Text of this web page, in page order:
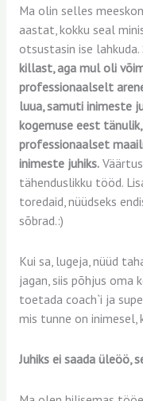
Ma olin selles
aastat, kokku seal
otsustasin ise lahkuda.
killast, aga mul oli
professionaalselt
luua, samuti inimeste
kogemuse eest
professionaalset
inimeste juhiks.
tähenduslikku tööd.
toredaid, nüüdseks
sõbrad.:)
Kui sa, lugeja, nüüd
jagan, siis põhjus oma
toetada coach`i ja
mis tunne on inimesel,
Juhiks ei saada üleöö,